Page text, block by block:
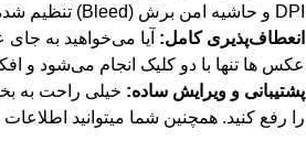
DPI و حاشیه امن برش (Bleed) تنظیم شده‌اند.
انعطاف‌پذیری کامل:
عکس‌ ها تنها با دو کلیک انجام می‌شود
پشتیبانی و ویرایش ساده: خیلی راحت به
را رفع کنید. همچنین شما میتوانید